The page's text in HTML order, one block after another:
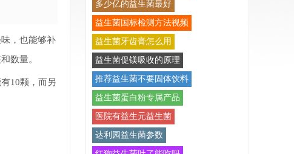
，也能够补
数量。
10颗，而另
多少亿的益生菌最好
益生菌国标检测方法视频
益生菌牙齿膏怎么用
益生菌促镁吸收的原理
推荐益生菌不要固体饮料
益生菌蛋白粉专属产品
医院有益生元益生菌
达利园益生菌参数